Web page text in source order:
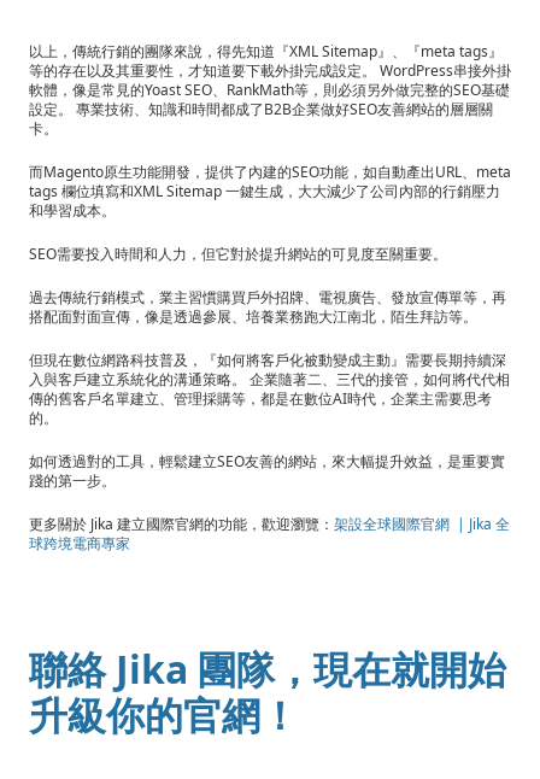
以上，傳統行銷的團隊來說，得先知道『XML Sitemap』、『meta tags』
等的存在以及其重要性，才知道要下載外掛完成設定。 WordPress串接外掛
軟體，像是常見的Yoast SEO、RankMath等，則必須另外做完整的SEO基礎
設定。 專業技術、知識和時間都成了B2B企業做好SEO友善網站的層層關
卡。
而Magento原生功能開發，提供了內建的SEO功能，如自動產出URL、meta
tags 欄位填寫和XML Sitemap 一鍵生成，大大減少了公司內部的行銷壓力
和學習成本。
SEO需要投入時間和人力，但它對於提升網站的可見度至關重要。
過去傳統行銷模式，業主習慣購買戶外招牌、電視廣告、發放宣傳單等，再
搭配面對面宣傳，像是透過參展、培養業務跑大江南北，陌生拜訪等。
但現在數位網路科技普及，『如何將客戶化被動變成主動』需要長期持續深
入與客戶建立系統化的溝通策略。 企業隨著二、三代的接管，如何將代代相
傳的舊客戶名單建立、管理採購等，都是在數位AI時代，企業主需要思考
的。
如何透過對的工具，輕鬆建立SEO友善的網站，來大幅提升效益，是重要實
踐的第一步。
更多關於 Jika 建立國際官網的功能，歡迎瀏覽： 架設全球國際官網 | Jika 全
球跨境電商專家
聯絡 Jika 團隊，現在就開始
升級你的官網！